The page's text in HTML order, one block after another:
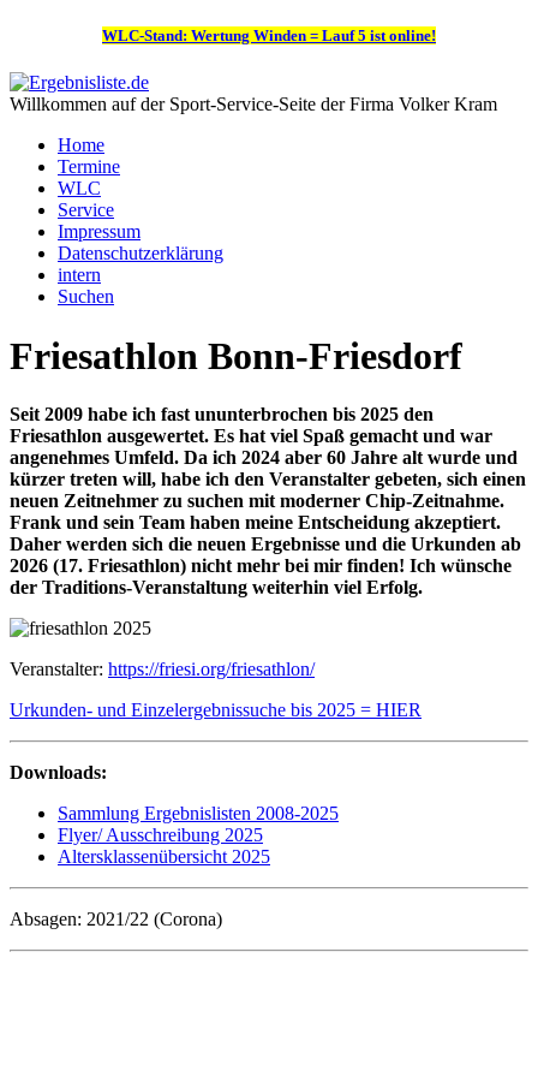
WLC-Stand: Wertung Winden = Lauf 5 ist online!
Willkommen auf der Sport-Service-Seite der Firma Volker Kram
Home
Termine
WLC
Service
Impressum
Datenschutzerklärung
intern
Suchen
Friesathlon Bonn-Friesdorf
Seit 2009 habe ich fast ununterbrochen bis 2025 den
Friesathlon ausgewertet. Es hat viel Spaß gemacht und war
angenehmes Umfeld. Da ich 2024 aber 60 Jahre alt wurde und
kürzer treten will, habe ich den Veranstalter gebeten, sich einen
neuen Zeitnehmer zu suchen mit moderner Chip-Zeitnahme.
Frank und sein Team haben meine Entscheidung akzeptiert.
Daher werden sich die neuen Ergebnisse und die Urkunden ab
2026 (17. Friesathlon) nicht mehr bei mir finden! Ich wünsche
der Traditions-Veranstaltung weiterhin viel Erfolg.
Veranstalter: https://friesi.org/friesathlon/
Urkunden- und Einzelergebnissuche bis 2025 = HIER
Downloads:
Sammlung Ergebnislisten 2008-2025
Flyer/ Ausschreibung 2025
Altersklassenübersicht 2025
Absagen: 2021/22 (Corona)